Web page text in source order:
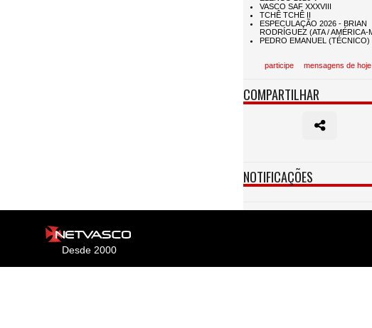
participe mensagens de hoje
COMPARTILHAR
NOTIFICAÇÕES
Desde 2000